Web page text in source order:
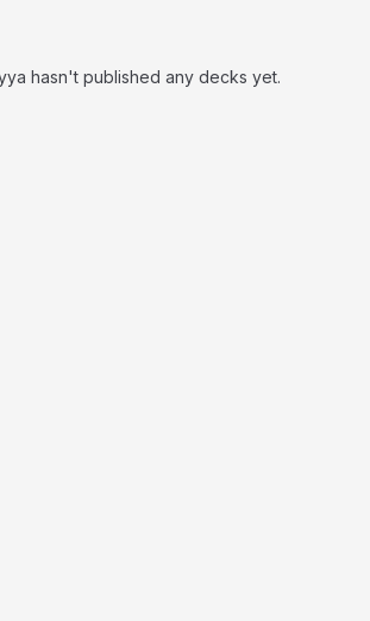
hasn't published any decks yet.